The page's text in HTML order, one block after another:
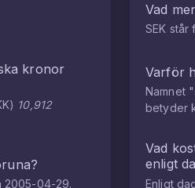
kronor
) 10,912
?
2005-04-29.
Vad
SEK
Varför
Namnet
betyder
Vad
enligt
Enligt